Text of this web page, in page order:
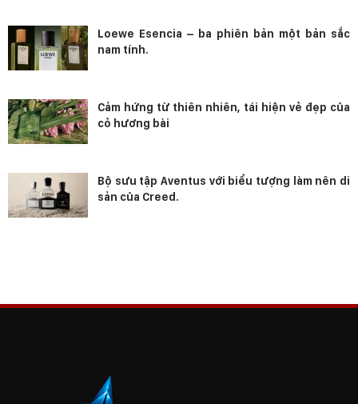
Loewe Esencia – ba phiên bản một bản sắc
nam tính.
Cảm hứng từ thiên nhiên, tái hiện vẻ đẹp của
cỏ hương bài
Bộ sưu tập Aventus với biểu tượng làm nên di
sản của Creed.